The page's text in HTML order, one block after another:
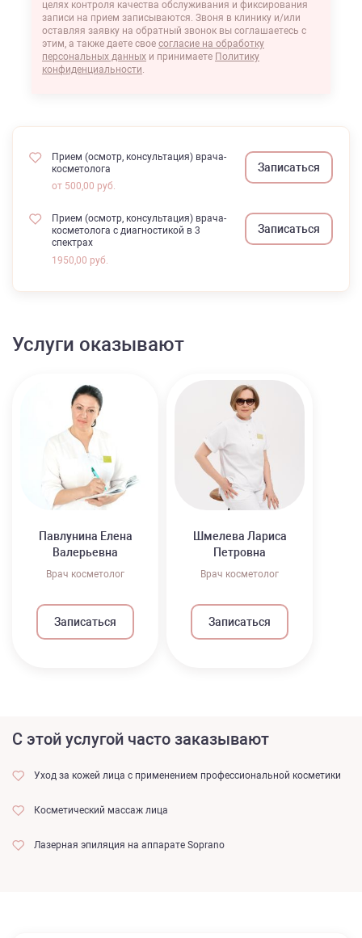
целях контроля качества обслуживания и фиксирования
записи на прием записываются. Звоня в клинику и/или
оставляя заявку на обратный звонок вы соглашаетесь с
этим, а также даете свое согласие на обработку
персональных данных и принимаете Политику
конфиденциальности
Прием (осмотр, консультация) врача-
косметолога
от 500,00 руб.
Записаться
Прием (осмотр, консультация) врача-
косметолога с диагностикой в 3
спектрах
1950,00 руб.
Записаться
Услуги оказывают
Павлунина Елена
Валерьевна
Врач косметолог
Записаться
Шмелева Лариса
Петровна
Врач косметолог
Записаться
С этой услугой часто заказывают
Уход за кожей лица с применением профессиональной косметики
Косметический массаж лица
Лазерная эпиляция на аппарате Soprano